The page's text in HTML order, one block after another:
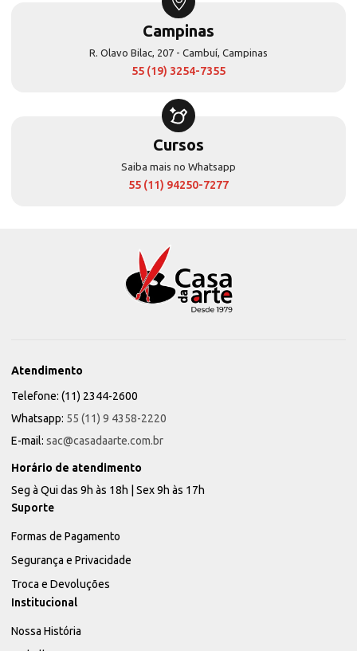
Campinas
R. Olavo Bilac, 207 - Cambuí, Campinas
55 (19) 3254-7355
Cursos
Saiba mais no Whatsapp
55 (11) 94250-7277
Atendimento
Telefone: (11) 2344-2600
Whatsapp: 55 (11) 9 4358-2220
E-mail: sac@casadaarte.com.br
Horário de atendimento
Seg à Qui das 9h às 18h | Sex 9h às 17h
Suporte
Formas de Pagamento
Segurança e Privacidade
Troca e Devoluções
Institucional
Nossa História